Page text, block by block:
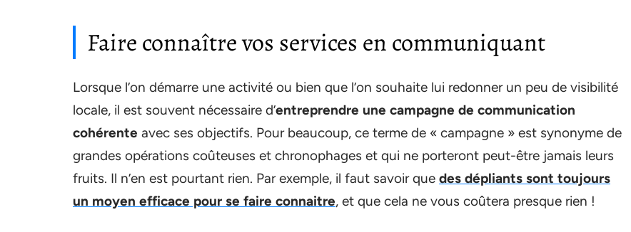
Faire connaître vos services en communiquant
Lorsque l’on démarre une activité ou bien que l’on souhaite lui redonner un peu de visibilité
locale, il est souvent nécessaire d’entreprendre une campagne de communication
cohérente avec ses objectifs. Pour beaucoup, ce terme de « campagne » est synonyme de
grandes opérations coûteuses et chronophages et qui ne porteront peut-être jamais leurs
fruits. Il n’en est pourtant rien. Par exemple, il faut savoir que des dépliants sont toujours
un moyen efficace pour se faire connaitre, et que cela ne vous coûtera presque rien !